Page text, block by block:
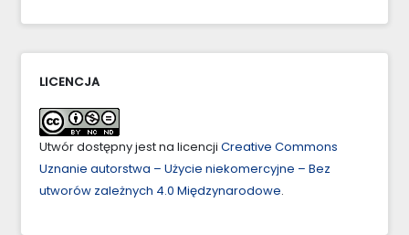
LICENCJA
Utwór dostępny jest na licencji Creative Commons
Uznanie autorstwa – Użycie niekomercyjne – Bez
utworów zależnych 4.0 Międzynarodowe.